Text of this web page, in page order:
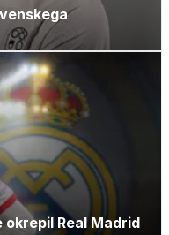
okrepil Real Madrid